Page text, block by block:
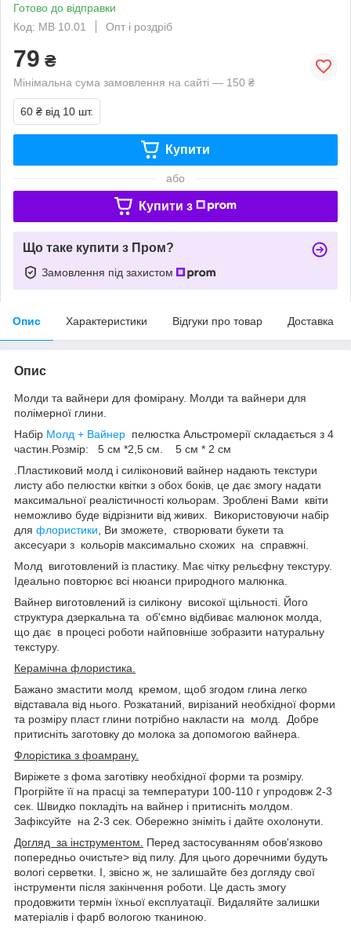
Готово до відправки
Код: МВ 10.01
Опт і роздріб
79 ₴
Мінімальна сума замовлення на сайті — 150 ₴
60 ₴ від 10 шт.
Купити
або
Купити з
Що таке купити з Пром?
Замовлення під захистом
Опис Характеристики Відгуки про товар Доставка
Опис
Молди та вайнери для фомірану. Молди та вайнери для
полімерної глини.
Набір Молд + Вайнер пелюстка Альстромерії складається з 4
частин.Розмір: 5 см *2,5 см. 5 см * 2 см
.Пластиковий молд і силіконовий вайнер надають текстури
листу або пелюстки квітки з обох боків, це дає змогу надати
максимальної реалістичності кольорам. Зроблені Вами квіти
неможливо буде відрізнити від живих. Використовуючи набір
для флористики , Ви зможете, створювати букети та
аксесуари з кольорів максимально схожих на справжні.
Молд виготовлений із пластику. Має чітку рельєфну текстуру.
Ідеально повторює всі нюанси природного малюнка.
Вайнер виготовлений із силікону високої щільності. Його
структура дзеркальна та об'ємно відбиває малюнок молда,
що дає в процесі роботи найповніше зобразити натуральну
текстуру.
Керамічна флористика.
Бажано змастити молд кремом, щоб згодом глина легко
відставала від нього. Розкатаний, вирізаний необхідної форми
та розміру пласт глини потрібно накласти на молд. Добре
притисніть заготовку до молока за допомогою вайнера.
Флорістика з фоамрану.
Виріжете з фома заготівку необхідної форми та розміру.
Прогрійте її на прасці за температури 100-110 г упродовж 2-3
сек. Швидко покладіть на вайнер і притисніть молдом.
Зафіксуйте на 2-3 сек. Обережно зніміть і дайте охолонути.
Догляд за інструментом.
Перед застосуванням обов'язково
попередньо очистьте> від пилу. Для цього доречними будуть
вологі серветки. І, звісно ж, не залишайте без догляду свої
інструменти після закінчення роботи. Це дасть змогу
продовжити термін їхньої експлуатації. Видаляйте залишки
матеріалів і фарб вологою тканиною.